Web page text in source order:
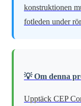
konstruktionen
fotleden under
💡 Om denna
Upptäck CEP